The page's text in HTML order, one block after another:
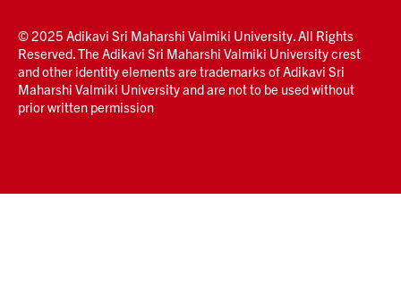
© 2025 Adikavi Sri Maharshi Valmiki University. All Rights
Reserved. The Adikavi Sri Maharshi Valmiki University crest
and other identity elements are trademarks of Adikavi Sri
Maharshi Valmiki University and are not to be used without
prior written permission